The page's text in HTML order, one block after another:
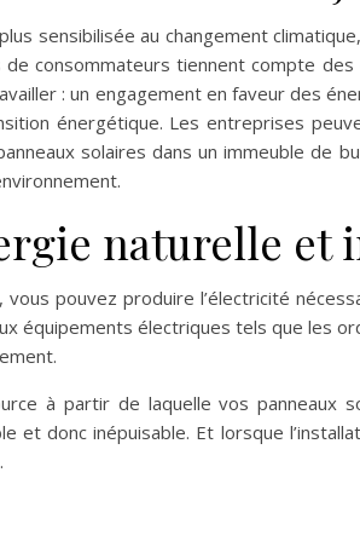
sensibilisée au changement
consommateurs tiennent compte
: un engagement en faveur des
énergétique. Les entreprises
solaires dans un immeuble
naturelle et
vous pouvez produire l’électricité
équipements électriques tels que les
à partir de laquelle vos panneaux
et donc inépuisable. Et lorsque